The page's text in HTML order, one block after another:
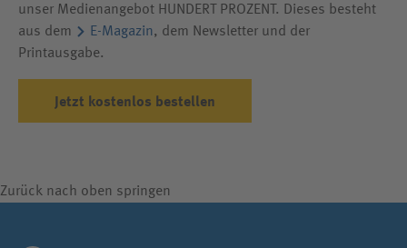
unser Medienangebot HUNDERT PROZENT. Dieses besteht
aus dem
E-Magazin, dem Newsletter und der
Printausgabe.
Jetzt kostenlos bestellen
Zurück nach oben springen